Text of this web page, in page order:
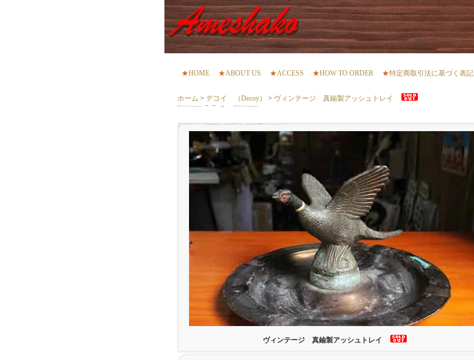
★HOME ★ABOUT US ★ACCESS ★HOW TO ORDER ★特定商取引法に基づく表記
ホーム > デコイ （Decoy） > ヴィンテージ 真鍮製アッシュトレイ
ヴィンテージ 真鍮製アッシュトレイ